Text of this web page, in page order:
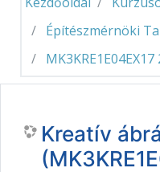
Építészmérnöki
Kreatív